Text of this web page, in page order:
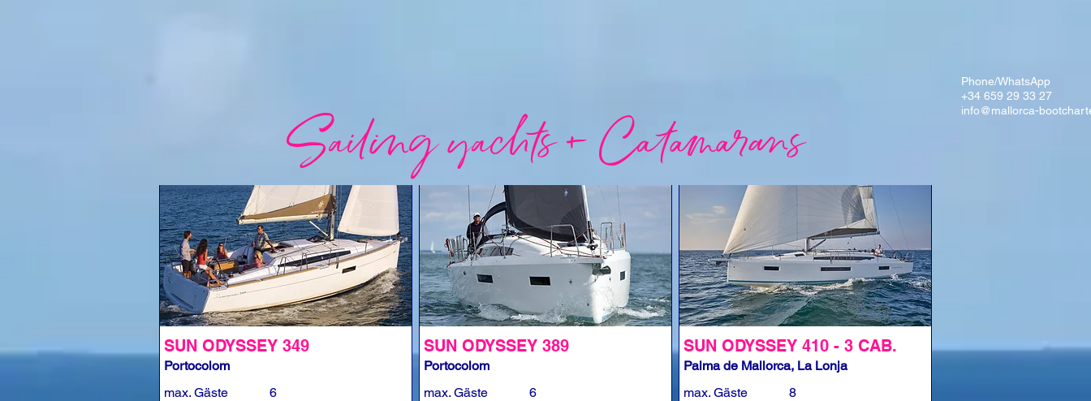
Sailing yachts + Catamarans
SUN ODYSSEY 349
Portocolom
max. Gäste
6
SUN ODYSSEY 389
Portocolom
max. Gäste
6
SUN ODYSSEY 410 - 3 CAB.
Palma de Mallorca, La Lonja
max. Gäste
8
Phone/WhatsApp
+34 659 29 33 27
info@mallorca-